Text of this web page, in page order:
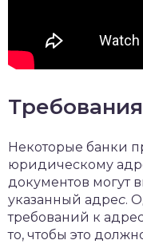
Некоторые банки
юридическому
документов могут
указанный адрес.
требований к
то, чтобы это